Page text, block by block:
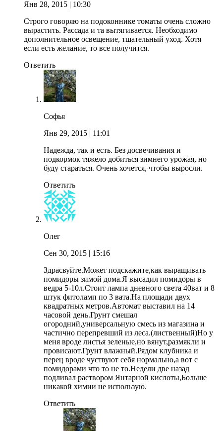
Янв 28, 2015 | 10:30
Строго говоряю на подоконнике томаты очень сложно
вырастить. Рассада и та вытягивается. Необходимо
дополнительное освещение, тщательный уход. Хотя
если есть желание, то все получится.
Ответить
Софья
Янв 29, 2015 | 11:01
Надежда, так и есть. Без досвечивания и
подкормок тяжело добиться зимнего урожая, но
буду стараться. Очень хочется, чтобы выросли.
Ответить
Олег
Сен 30, 2015 | 15:16
Здрасвуйте.Может подскажите,как выращивать
помидоры зимой дома.Я высадил помидоры в
ведра 5-10л.Стоит лампа дневного света 40ват и 8
штук фитоламп по 3 вата.На площади двух
квадратных метров.Автомат выставил на 14
часовой день.Грунт смешал
огородний,универсальную смесь из магазина и
частично перепревший из леса.(лиственный)Но у
меня вроде листья зеленые,но вянут,размякли и
провисают.Грунт влажный.Рядом клубника и
перец вроде чуствуют себя нормально,а вот с
помидорами что то не то.Недели две назад
подливал раствором Янтарной кислоты,Больше
никакой химии не использую.
Ответить